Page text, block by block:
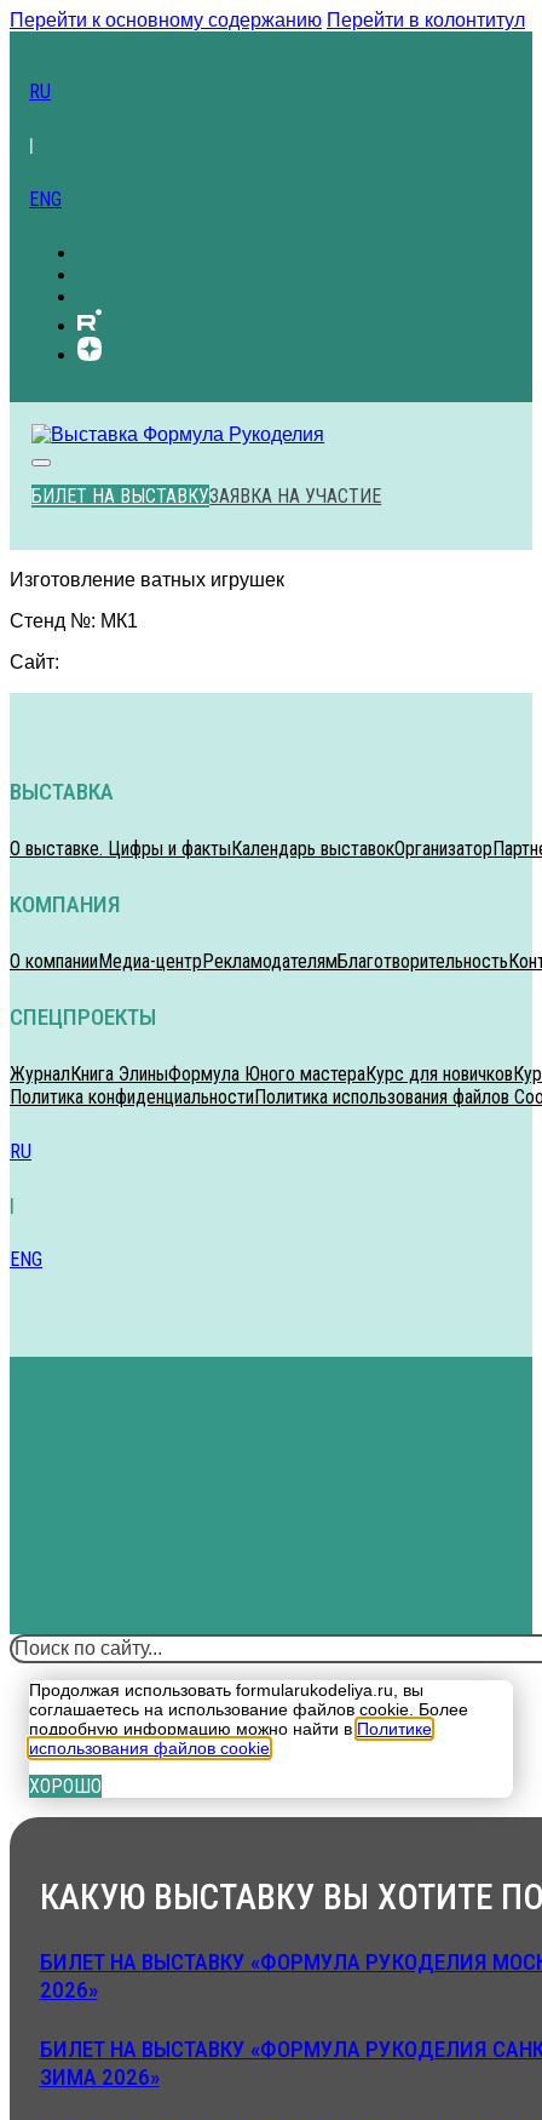
Перейти к основному содержанию Перейти в колонтитул
RU
ENG
БИЛЕТ НА ВЫСТАВКУЗАЯВКА НА УЧАСТИЕ
Изготовление ватных игрушек
Стенд №: МК1
Сайт:
ВЫСТАВКА
О выставке. Цифры и фактыКалендарь выставокОрганизатор
КОМПАНИЯ
О компанииМедиа-центрРекламодателямБлаготворительность
СПЕЦПРОЕКТЫ
ЖурналКнига ЭлиныФормула Юного мастераКурс для новичков
Политика конфиденциальностиПолитика использования файлов
RU
ENG
Поиск
Продолжая использовать formularukodeliya.ru, вы
соглашаетесь на использование файлов cookie. Более
подробную информацию можно найти в Политике
использования файлов cookie
ХОРОШО
КАКУЮ ВЫСТАВКУ ВЫ ХОТИТЕ
БИЛЕТ НА ВЫСТАВКУ «ФОРМУЛА РУКОДЕЛИЯ
2026»
БИЛЕТ НА ВЫСТАВКУ «ФОРМУЛА РУКОДЕЛИЯ
ЗИМА 2026»